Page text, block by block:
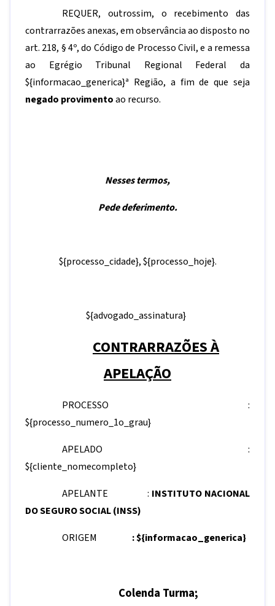
REQUER, outrossim, o recebimento das
contrarrazões anexas, em observância ao disposto no
art. 218, § 4º, do Código de Processo Civil, e a remessa
ao Egrégio Tribunal Regional Federal da
${informacao_generica}ª Região, a fim de que seja
negado provimentoao recurso.
Nesses termos,
Pede deferimento.
${processo_cidade},${processo_hoje}.
${advogado_assinatura}
CONTRARRAZÕES À
APELAÇÃO
PROCESSO :
${processo_numero_1o_grau}
APELADO :
${cliente_nomecompleto}
APELANTE : INSTITUTO NACIONAL
DO SEGURO SOCIAL (INSS)
ORIGEM :${informacao_generica}
Colenda Turma;